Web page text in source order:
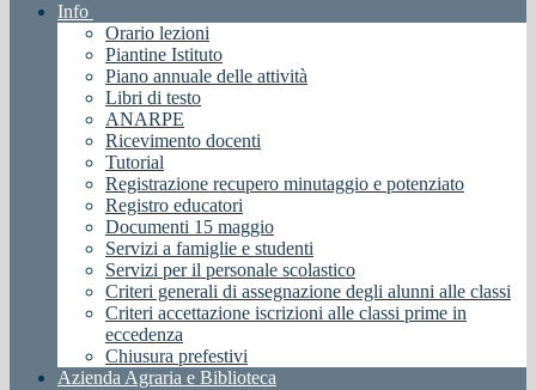
Info
Orario lezioni
Piantine Istituto
Piano annuale delle attività
Libri di testo
ANARPE
Ricevimento docenti
Tutorial
Registrazione recupero minutaggio e potenziato
Registro educatori
Documenti 15 maggio
Servizi a famiglie e studenti
Servizi per il personale scolastico
Criteri generali di assegnazione degli alunni alle classi
Criteri accettazione iscrizioni alle classi prime in
eccedenza
Chiusura prefestivi
Azienda Agraria e Biblioteca